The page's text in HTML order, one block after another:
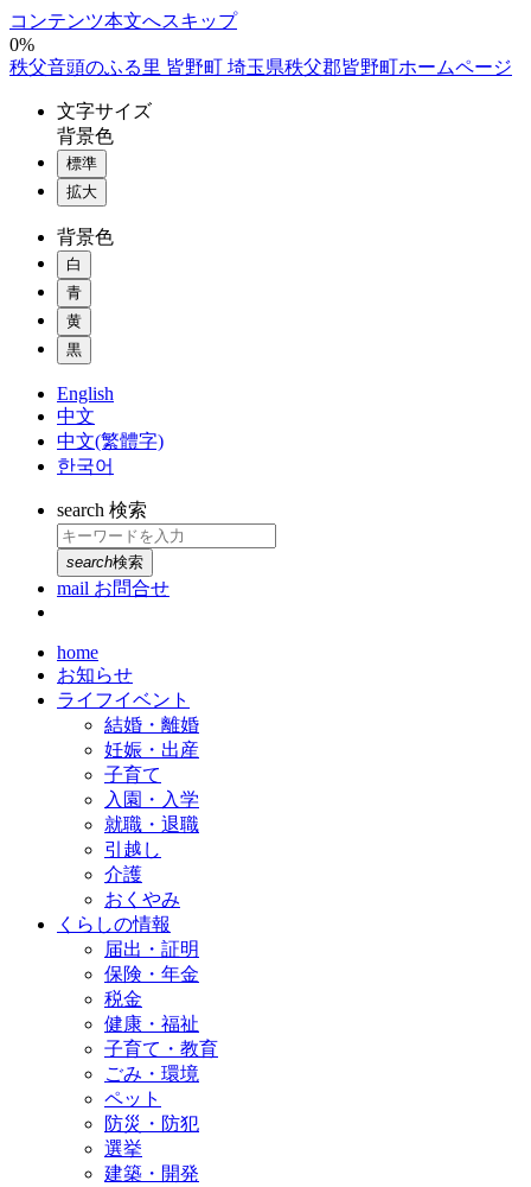
コンテンツ本文へスキップ
0%
秩父音頭のふる里 皆野町 埼玉県秩父郡皆野町ホームページ
文字サイズ
背景色
標準
拡大
背景色
白
青
黄
黒
English
中文
中文(繁體字)
한국어
search 検索
search検索
mail お問合せ
home
お知らせ
ライフイベント
結婚・離婚
妊娠・出産
子育て
入園・入学
就職・退職
引越し
介護
おくやみ
くらしの情報
届出・証明
保険・年金
税金
健康・福祉
子育て・教育
ごみ・環境
ペット
防災・防犯
選挙
建築・開発